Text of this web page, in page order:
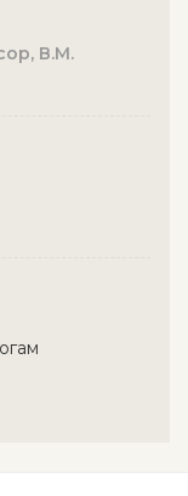
В.М.